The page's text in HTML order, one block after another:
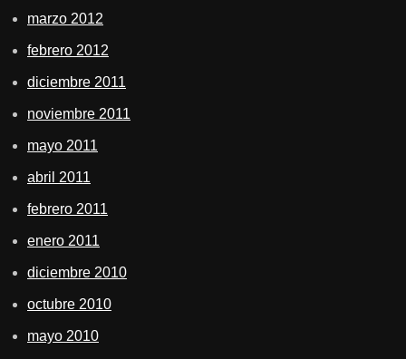
marzo 2012
febrero 2012
diciembre 2011
noviembre 2011
mayo 2011
abril 2011
febrero 2011
enero 2011
diciembre 2010
octubre 2010
mayo 2010